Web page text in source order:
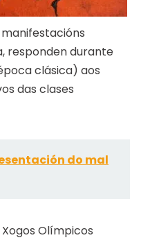
responden durante
clásica) aos
das clases
do mal
Olímpicos